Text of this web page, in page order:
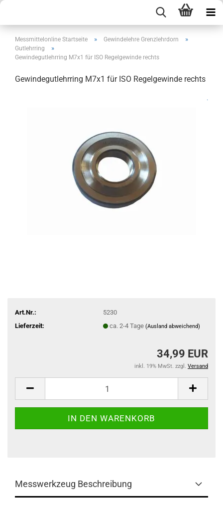
Messmittelonline Startseite » Gewindelehre Grenzlehrdorn »
Gutlehrring »
Gewindegutlehrring M7x1 für ISO Regelgewinde rechts
Gewindegutlehrring M7x1 für ISO Regelgewinde rechts
.
Art.Nr.:
5230
Lieferzeit:
ca. 2-4 Tage (Ausland abweichend)
34,99 EUR
inkl. 19% MwSt. zzgl. Versand
Messwerkzeug Beschreibung